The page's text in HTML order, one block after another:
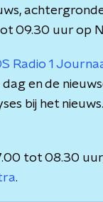
09.30 uur op
Radio 1
en de
bij het
tot 08.30
.